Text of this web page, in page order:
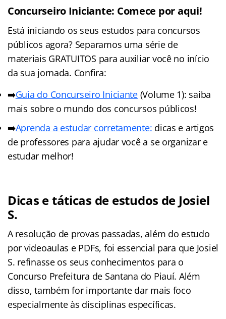
Concurseiro Iniciante: Comece por aqui!
Está iniciando os seus estudos para concursos
públicos agora? Separamos uma série de
materiais GRATUITOS para auxiliar você no início
da sua jornada. Confira:
➡️Guia do Concurseiro Iniciante(Volume 1): saiba
mais sobre o mundo dos concursos públicos!
➡️Aprenda a estudar corretamente: dicas e artigos
de professores para ajudar você a se organizar e
estudar melhor!
Dicas e táticas de estudos de Josiel
S.
A resolução de provas passadas, além do estudo
por videoaulas e PDFs, foi essencial para que Josiel
S. refinasse os seus conhecimentos para o
Concurso Prefeitura de Santana do Piauí. Além
disso, também for importante dar mais foco
especialmente às disciplinas específicas.